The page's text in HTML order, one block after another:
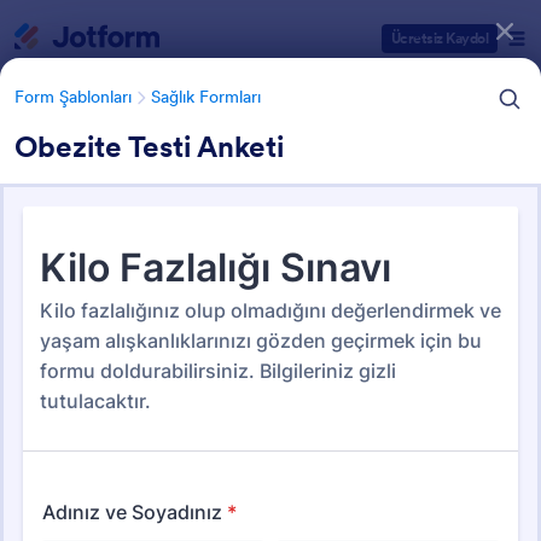
Ücretsiz Kaydol
Form Şablonları Sağlık Formları
Obezite Testi Anketi
Form Şablonları Sağlık Formları
Sağlık Formları
20 Şablon
Form Şablonu Kategorileri